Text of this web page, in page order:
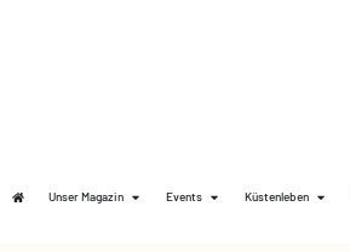
Unser Magazin Events Küstenleben